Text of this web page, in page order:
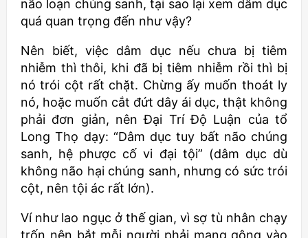
não loạn chúng sanh, tại sao lại xem dâm dục
quá quan trọng đến như vậy?
Nên biết, việc dâm dục nếu chưa bị tiêm
nhiễm thì thôi, khi đã bị tiêm nhiễm rồi thì bị
nó trói cột rất chặt. Chừng ấy muốn thoát ly
nó, hoặc muốn cắt đứt dây ái dục, thật không
phải đơn giản, nên Đại Trí Độ Luận của tổ
Long Thọ dạy: “Dâm dục tuy bất não chúng
sanh, hệ phược cố vi đại tội” (dâm dục dù
không não hại chúng sanh, nhưng có sức trói
cột, nên tội ác rất lớn).
Ví như lao ngục ở thế gian, vì sợ tù nhân chạy
trốn nên bắt mỗi người phải mang gông vào